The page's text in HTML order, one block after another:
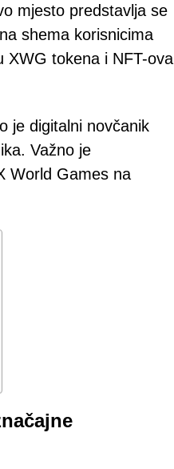
mjesto predstavlja se
shema korisnicima
XWG tokena i NFT-ova
je digitalni novčanik
Važno je
World Games na